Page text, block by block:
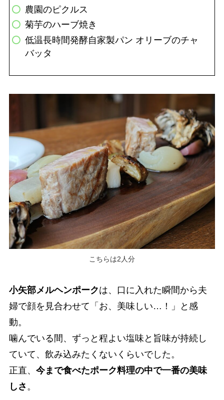
農園のピクルス
菊芋のハーブ焼き
低温長時間発酵自家製パン オリーブのチャ
バッタ
こちらは2人分
小矢部メルヘンポークは、口に入れた瞬間から夫
婦で顔を見合わせて「お、美味しい…！」と感
動。
噛んでいる間、ずっと程よい塩味と旨味が持続し
ていて、飲み込みたくないくらいでした。
正直、 今まで食べたポーク料理の中で一番の美味
しさ 。